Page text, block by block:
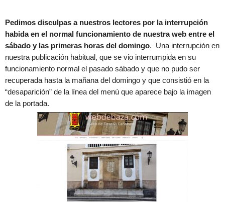
Pedimos disculpas a nuestros lectores por la interrupción
habida en el normal funcionamiento de nuestra web entre el
sábado y las primeras horas del domingo. Una interrupción en
nuestra publicación habitual, que se vio interrumpida en su
funcionamiento normal el pasado sábado y que no pudo ser
recuperada hasta la mañana del domingo y que consistió en la
“desaparición” de la línea del menú que aparece bajo la imagen
de la portada.